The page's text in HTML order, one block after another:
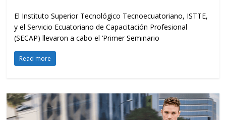
El Instituto Superior Tecnológico Tecnoecuatoriano, ISTTE,
y el Servicio Ecuatoriano de Capacitación Profesional
(SECAP) llevaron a cabo el ‘Primer Seminario
Read more